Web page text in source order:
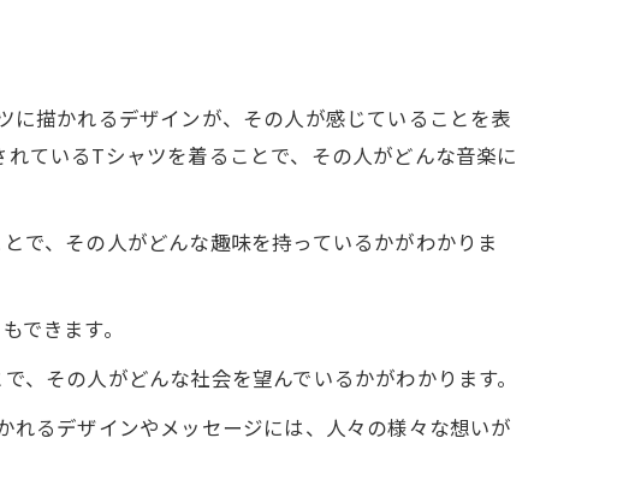
描かれるデザインが、その人が感じていることを表
ているTシャツを着ることで、その人がどんな音楽に
で、その人がどんな趣味を持っているかがわかりま
できます。
その人がどんな社会を望んでいるかがわかります。
るデザインやメッセージには、人々の様々な想いが